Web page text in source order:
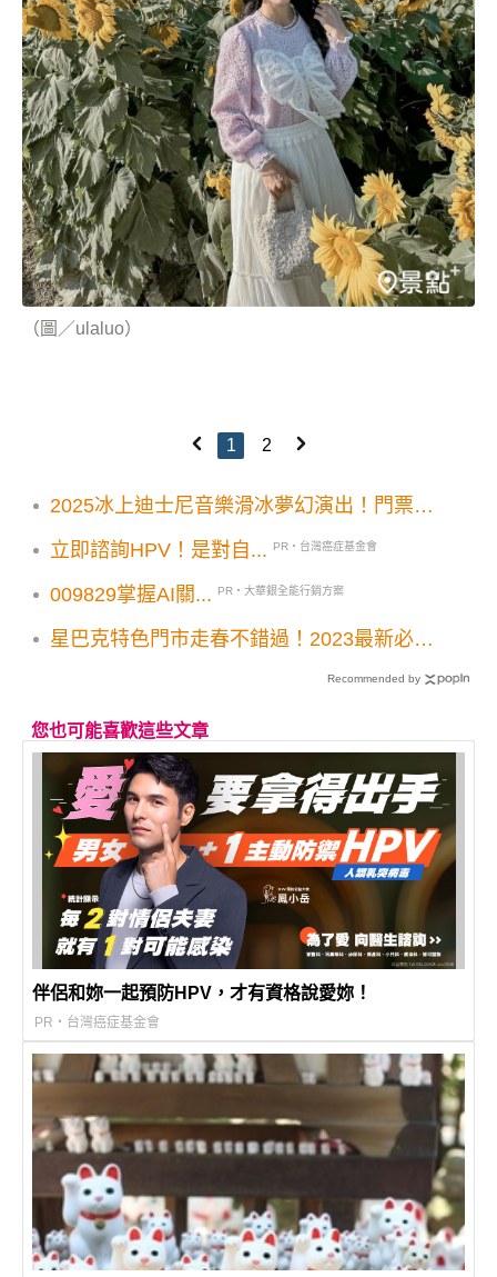
（圖／ulaluo）
1 2
2025冰上迪士尼音樂滑冰夢幻演出！門票開
立即諮詢HPV！是對自...
PR・台灣癌症基金會
009829掌握AI關... PR・大華銀全能行銷方案
星巴克特色門市走春不錯過！2023最新必踩
Recommended by
您也可能喜歡這些文章
伴侶和妳一起預防HPV，才有資格說愛妳！
PR・台灣癌症基金會